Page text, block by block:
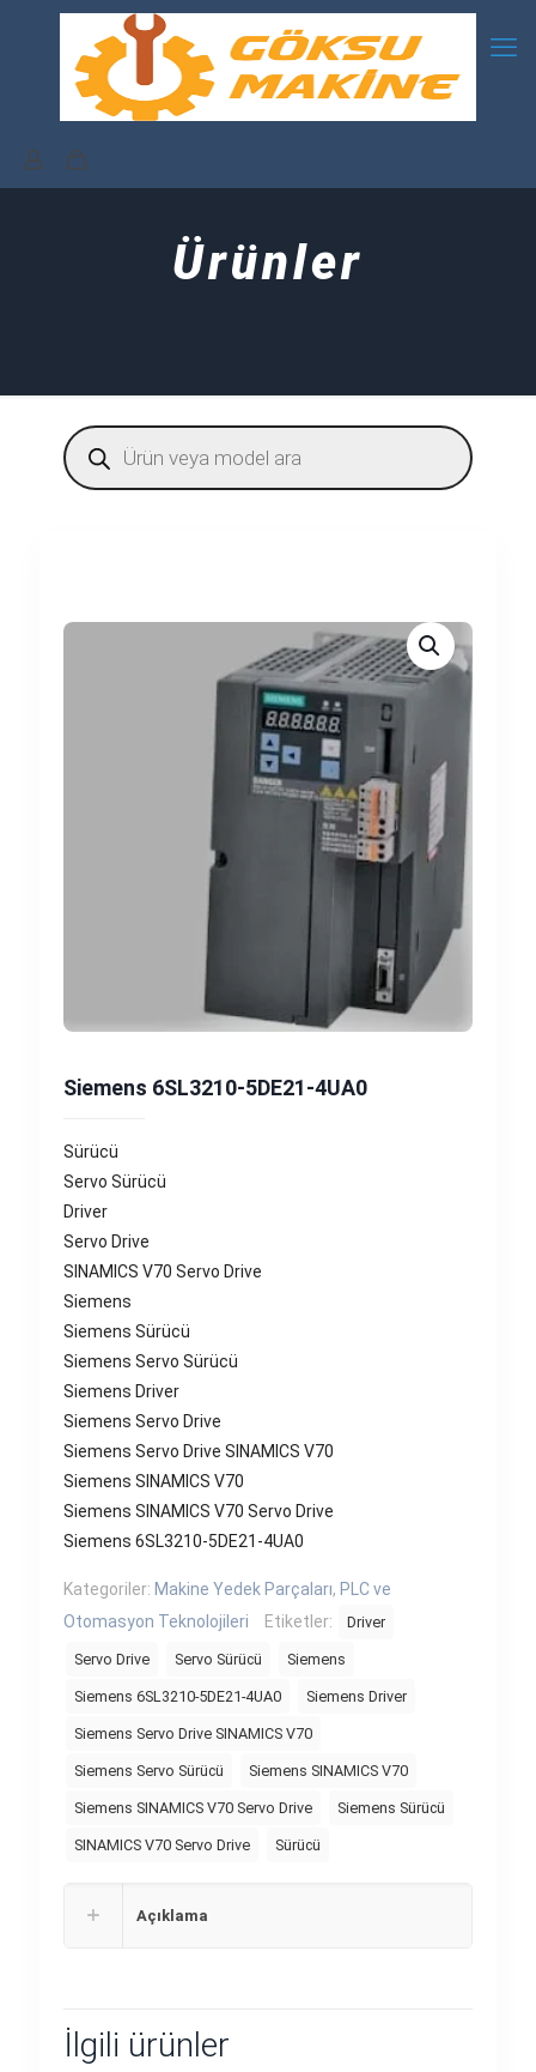
Ürünler
Products
search
Siemens 6SL3210-5DE21-4UA0
Sürücü
Servo Sürücü
Driver
Servo Drive
SINAMICS V70 Servo Drive
Siemens
Siemens Sürücü
Siemens Servo Sürücü
Siemens Driver
Siemens Servo Drive
Siemens Servo Drive SINAMICS V70
Siemens SINAMICS V70
Siemens SINAMICS V70 Servo Drive
Siemens 6SL3210-5DE21-4UA0
Kategoriler: Makine Yedek Parçaları, PLC ve
Otomasyon Teknolojileri
Etiketler: Driver
Servo Drive Servo Sürücü Siemens
Siemens 6SL3210-5DE21-4UA0 Siemens Driver
Siemens Servo Drive SINAMICS V70
Siemens Servo Sürücü Siemens SINAMICS V70
Siemens SINAMICS V70 Servo Drive Siemens Sürücü
SINAMICS V70 Servo Drive Sürücü
Açıklama
İlgili ürünler